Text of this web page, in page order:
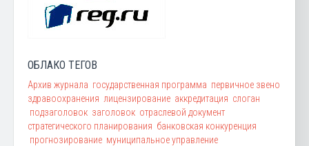
ОБЛАКО ТЕГОВ
Архив журнала государственная программа первичное звено
здравоохранения лицензирование аккредитация слоган
подзаголовок заголовок отраслевой документ
стратегического планирования банковская конкуренция
прогнозирование муниципальное управление